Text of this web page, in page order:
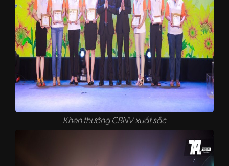
Khen thưởng CBNV xuất sắc